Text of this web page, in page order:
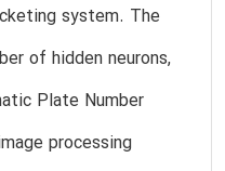
system. The
of hidden neurons,
Plate Number
processing